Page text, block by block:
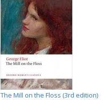
The Mill on the Floss (3rd edition)